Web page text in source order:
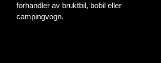
forhandler av bruktbil, bobil eller
campingvogn.